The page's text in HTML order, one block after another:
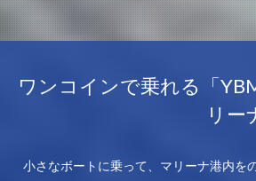
ワンコインで乗れる
「
リー
小さなボートに乗って、マリーナ港内を